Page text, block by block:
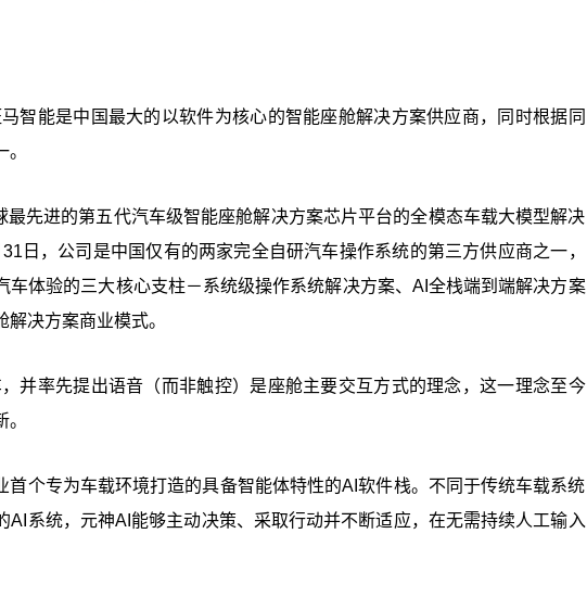
智能是中国最大的以软件为核心的智能座舱解决方案供应商，同时根据同
先进的第五代汽车级智能座舱解决方案芯片平台的全模态车载大模型解决
日，公司是中国仅有的两家完全自研汽车操作系统的第三方供应商之一，
体验的三大核心支柱－系统级操作系统解决方案、AI全栈端到端解决方案
决方案商业模式。
并率先提出语音（而非触控）是座舱主要交互方式的理念，这一理念至今
个专为车载环境打造的具备智能体特性的AI软件栈。不同于传统车载系统
系统，元神AI能够主动决策、采取行动并不断适应，在无需持续人工输入